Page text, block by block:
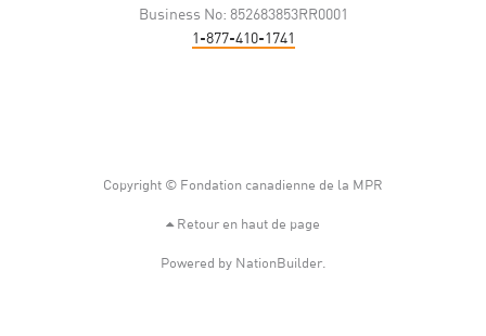
Business No: 852683853RR0001
1-877-410-1741
Copyright © Fondation canadienne de la MPR
Retour en haut de page
Powered by NationBuilder.